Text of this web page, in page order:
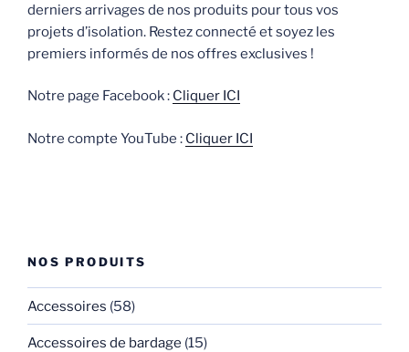
derniers arrivages de nos produits pour tous vos
projets d’isolation. Restez connecté et soyez les
premiers informés de nos offres exclusives !
Notre page Facebook : Cliquer ICI
Notre compte YouTube : Cliquer ICI
NOS PRODUITS
Accessoires (58)
Accessoires de bardage (15)